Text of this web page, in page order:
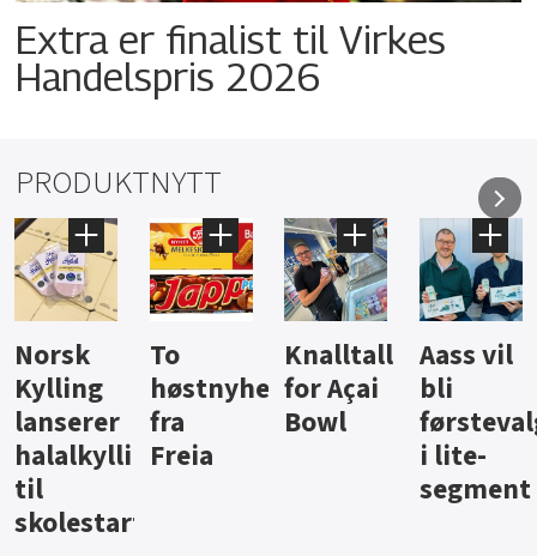
Extra er finalist til Virkes
Handelspris 2026
PRODUKTNYTT
Knalltall
for Açai
Bowl
Aass vil
bli
førstevalg
i lite-
Brus og
jus fra
Berentsen
Hard
iste fra
Hansa